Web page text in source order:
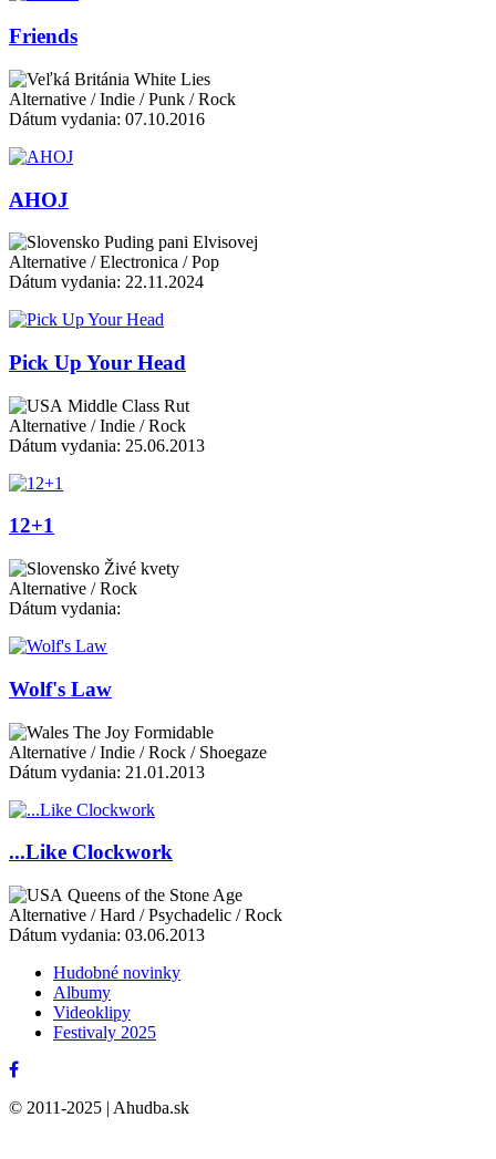
Friends
White Lies
Alternative / Indie / Punk / Rock
Dátum vydania: 07.10.2016
AHOJ
Puding pani Elvisovej
Alternative / Electronica / Pop
Dátum vydania: 22.11.2024
Pick Up Your Head
Middle Class Rut
Alternative / Indie / Rock
Dátum vydania: 25.06.2013
12+1
Živé kvety
Alternative / Rock
Dátum vydania:
Wolf's Law
The Joy Formidable
Alternative / Indie / Rock / Shoegaze
Dátum vydania: 21.01.2013
...Like Clockwork
Queens of the Stone Age
Alternative / Hard / Psychadelic / Rock
Dátum vydania: 03.06.2013
Hudobné novinky
Albumy
Videoklipy
Festivaly 2025
© 2011-2025 | Ahudba.sk